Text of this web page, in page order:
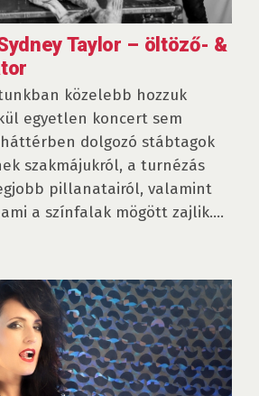
Taylor – öltöző- &
közelebb hozzuk
egyetlen koncert sem
dolgozó stábtagok
szakmájukról, a turnézás
pillanatairól, valamint
a színfalak mögött zajlik....